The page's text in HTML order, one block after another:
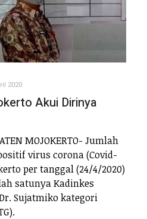
2020
Akui Dirinya
MOJOKERTO- Jumlah
virus corona (Covid-
per tanggal (24/4/2020)
satunya Kadinkes
Sujatmiko kategori